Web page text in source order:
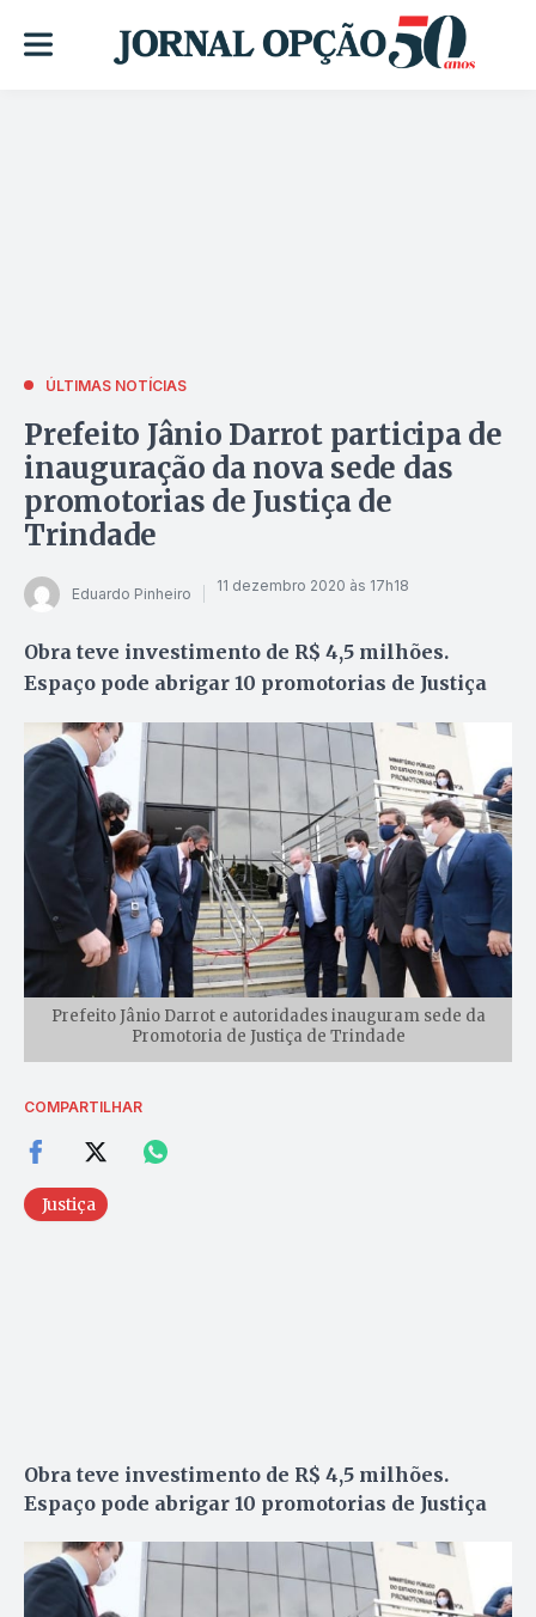
ÚLTIMAS NOTÍCIAS
Prefeito Jânio Darrot participa de
inauguração da nova sede das
promotorias de Justiça de
Trindade
Eduardo Pinheiro 11 dezembro 2020 às 17h18
Obra teve investimento de R$ 4,5 milhões.
Espaço pode abrigar 10 promotorias de Justiça
Prefeito Jânio Darrot e autoridades inauguram sede da
Promotoria de Justiça de Trindade
COMPARTILHAR
Justiça
Obra teve investimento de R$ 4,5 milhões.
Espaço pode abrigar 10 promotorias de Justiça